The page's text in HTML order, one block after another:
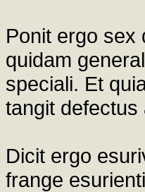
Ponit ergo sex
quidam
speciali. Et
tangit
Dicit ergo
frange